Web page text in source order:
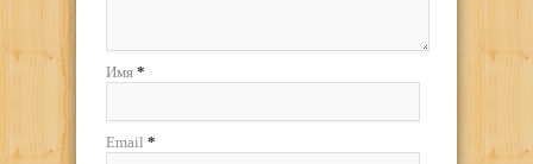
Имя *
Email *